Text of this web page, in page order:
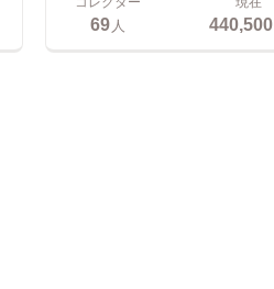
69人 440,500